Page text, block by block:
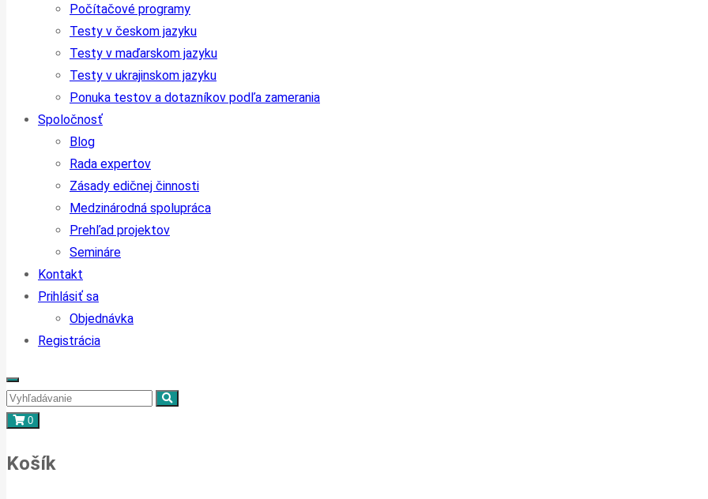
Počítačové programy
Testy v českom jazyku
Testy v maďarskom jazyku
Testy v ukrajinskom jazyku
Ponuka testov a dotazníkov podľa zamerania
Spoločnosť
Blog
Rada expertov
Zásady edičnej činnosti
Medzinárodná spolupráca
Prehľad projektov
Semináre
Kontakt
Prihlásiť sa
Objednávka
Registrácia
0
Košík